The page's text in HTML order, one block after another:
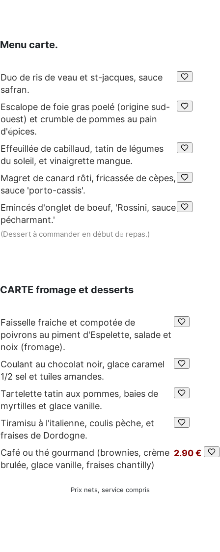
Menu carte.
Duo de ris de veau et st-jacques, sauce
safran.
Escalope de foie gras poelé (origine sud-
ouest) et crumble de pommes au pain
d'épices.
Effeuillée de cabillaud, tatin de légumes
du soleil, et vinaigrette mangue.
Magret de canard rôti, fricassée de cèpes,
sauce 'porto-cassis'.
Emincés d'onglet de boeuf, 'Rossini, sauce
pécharmant.'
(Dessert à commander en début de repas.)
CARTE fromage et desserts
Faisselle fraiche et compotée de
poivrons au piment d'Espelette, salade et
noix (fromage).
Coulant au chocolat noir, glace caramel
1/2 sel et tuiles amandes.
Tartelette tatin aux pommes, baies de
myrtilles et glace vanille.
Tiramisu à l'italienne, coulis pèche, et
fraises de Dordogne.
Café ou thé gourmand (brownies, crème
brulée, glace vanille, fraises chantilly)
2.90 €
Prix nets, service compris